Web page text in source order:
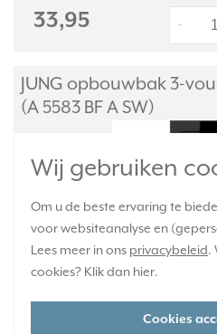
Wij gebruiken
Om u de beste ervaring te
voor websiteanalyse en
Lees meer in ons privacybeleid.
cookies? Klik dan hier.
Cookies
33,95 -
JUNG opbouwbak 3-
(A 5583 BF A SW)
Drievoudige opbouwbak voor